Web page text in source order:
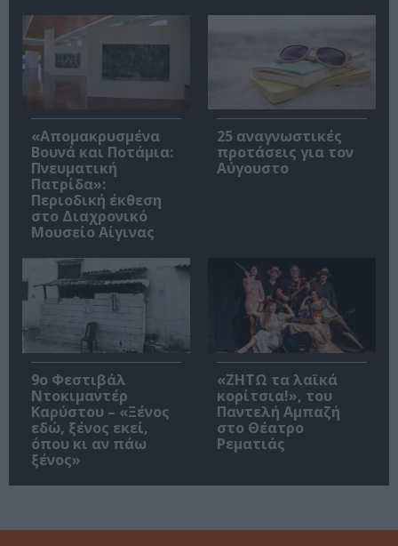
«Απομακρυσμένα
Βουνά και Ποτάμια:
Πνευματική
Πατρίδα»:
Περιοδική έκθεση
στο Διαχρονικό
Μουσείο Αίγινας
25 αναγνωστικές
προτάσεις για τον
Αύγουστο
9ο Φεστιβάλ
Ντοκιμαντέρ
Καρύστου – «Ξένος
εδώ, ξένος εκεί,
όπου κι αν πάω
ξένος»
«ΖΗΤΩ τα λαϊκά
κορίτσια!», του
Παντελή Αμπαζή
στο Θέατρο
Ρεματιάς